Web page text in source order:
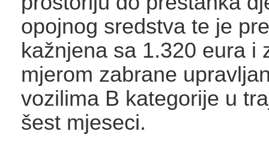
opojnog sredstva te je
kažnjena sa 1.320 eura i
mjerom zabrane
vozilima B kategorije u
šest mjeseci.